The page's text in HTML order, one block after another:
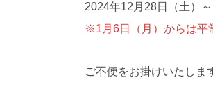
2024年12月28日（土）
※1月6日（月）からは平
ご不便をお掛けいたしま